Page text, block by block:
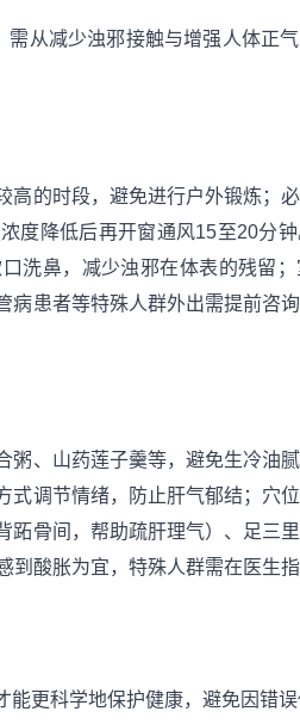
需从减少浊邪接触与增强人体正
高的时段，避免进行户外锻炼；
度降低后再开窗通风15至20分
洗鼻，减少浊邪在体表的残留
病患者等特殊人群外出需提前咨
粥、山药莲子羹等，避免生冷油
式调节情绪，防止肝气郁结；穴
跖骨间，帮助疏肝理气）、足三
酸胀为宜，特殊人群需在医生指
更科学地保护健康，避免因错误